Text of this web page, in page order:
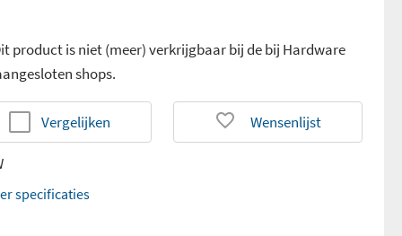
product is niet (meer) verkrijgbaar bij de bij Hardware
shops.
Vergelijken Wensenlijst
specificaties